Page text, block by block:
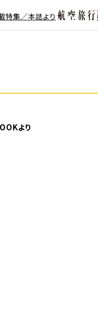
特集／本誌より
より